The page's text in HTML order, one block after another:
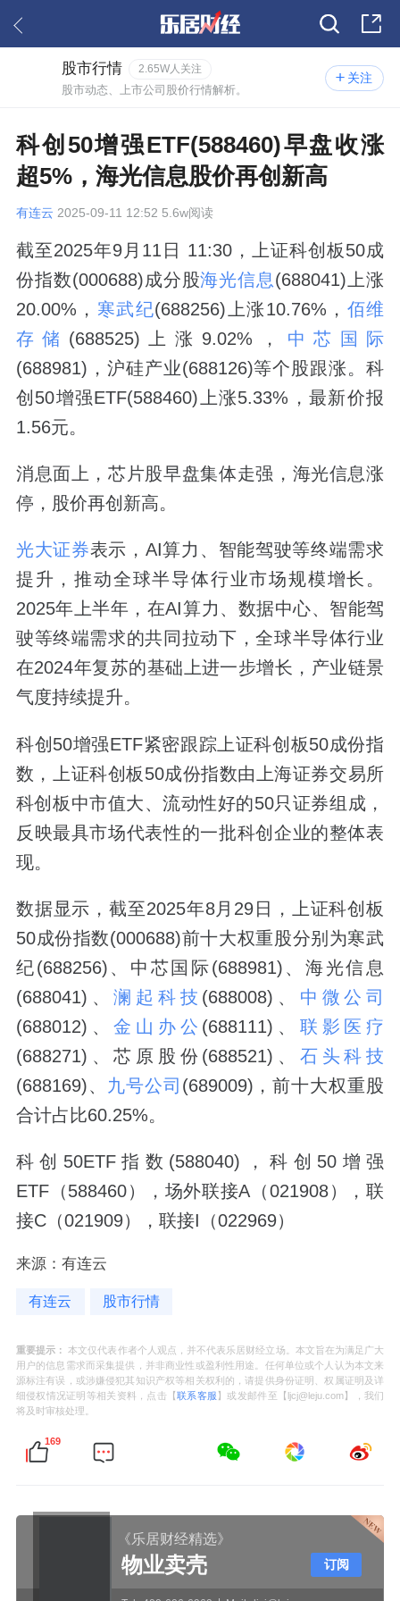
关注
股市行情 2.65W人关注
股市动态、上市公司股价行情解析。
科创50增强ETF(588460)早盘收涨
超5%，海光信息股价再创新高
有连云 2025-09-11 12:52 5.6w阅读
截至2025年9月11日 11:30，上证科创板50成
份指数(000688)成分股海光信息(688041)上涨
20.00%， 寒武纪(688256)上涨10.76%， 佰维
存储 (688525)上涨9.02%， 中芯国际
(688981)，沪硅产业(688126)等个股跟涨。科
创50增强ETF(588460)上涨5.33%，最新价报
1.56元。
消息面上，芯片股早盘集体走强，海光信息涨
停，股价再创新高。
光大证券表示，AI算力、智能驾驶等终端需求
提升，推动全球半导体行业市场规模增长。
2025年上半年，在AI算力、数据中心、智能驾
驶等终端需求的共同拉动下，全球半导体行业
在2024年复苏的基础上进一步增长，产业链景
气度持续提升。
科创50增强ETF紧密跟踪上证科创板50成份指
数，上证科创板50成份指数由上海证券交易所
科创板中市值大、流动性好的50只证券组成，
反映最具市场代表性的一批科创企业的整体表
现。
数据显示，截至2025年8月29日，上证科创板
50成份指数(000688)前十大权重股分别为寒武
纪(688256)、中芯国际(688981)、海光信息
(688041)、澜起科技 (688008)、 中微公司
(688012)、金山办公 (688111)、 联影医疗
(688271)、芯原股份(688521)、 石头科技
(688169)、
九号公司 (689009)，前十大权重股
合计占比60.25%。
科创50ETF指数(588040)，科创50增强
ETF（588460），场外联接A（021908），联
接C（021909），联接I（022969）
来源：有连云
有连云 股市行情
重要提示： 本文仅代表作者个人观点，并不代表乐居财经立场。本文旨在为满足广大
用户的信息需求而采集提供，并非商业性或盈利性用途。任何单位或个人认为本文来
源标注有误，或涉嫌侵犯其知识产权等相关权利的，请提供身份证明、权属证明及详
细侵权情况证明等相关资料，点击【联系客服 】或发邮件至【ljcj@leju.com】，我们
将及时审核处理。
169
《乐居财经精选》
物业卖壳 订阅